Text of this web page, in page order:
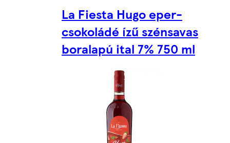
La Fiesta Hugo eper-
csokoládé ízű szénsavas
boralapú ital 7% 750 ml